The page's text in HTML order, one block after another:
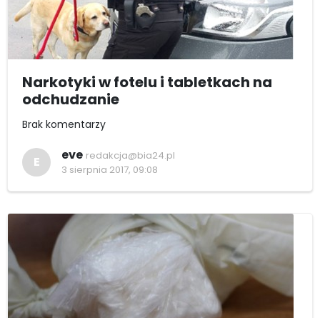
Narkotyki w fotelu i tabletkach na
odchudzanie
Brak komentarzy
E eve redakcja@bia24.pl
3 sierpnia 2017, 09:08